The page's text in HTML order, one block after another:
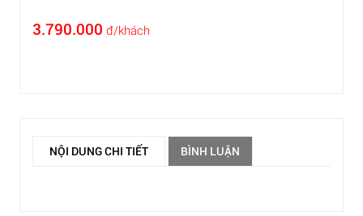
3.790.000 đ/khách
NỘI DUNG CHI TIẾT BÌNH LUẬN